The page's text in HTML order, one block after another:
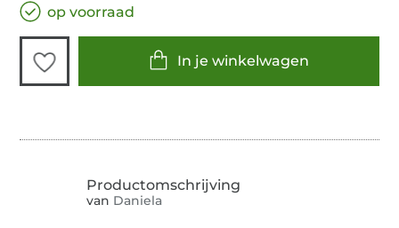
op voorraad
In je winkelwagen
van Daniela